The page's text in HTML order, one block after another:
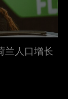
兰人口增长